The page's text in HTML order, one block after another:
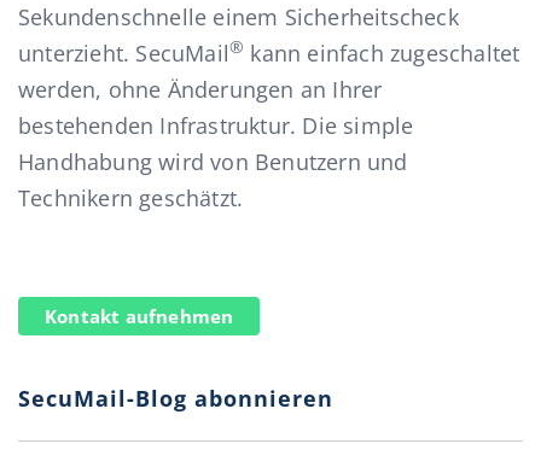
Sekundenschnelle einem Sicherheitscheck
unterzieht. SecuMail® kann einfach zugeschaltet
werden, ohne Änderungen an Ihrer
bestehenden Infrastruktur. Die simple
Handhabung wird von Benutzern und
Technikern geschätzt.
Kontakt aufnehmen
SecuMail-Blog abonnieren